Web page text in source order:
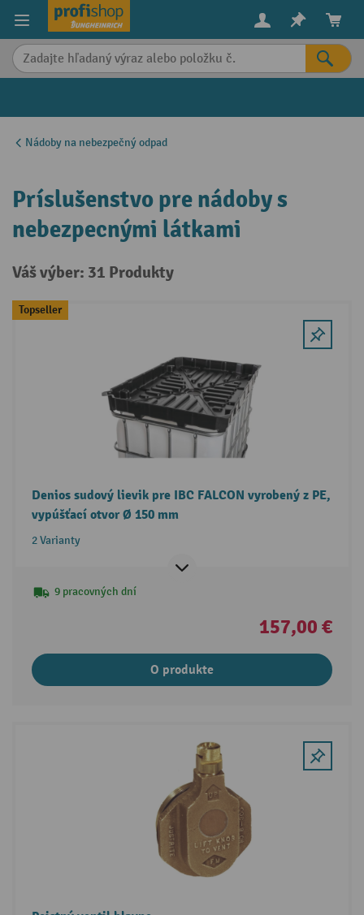
content
Nádoby na nebezpečný odpad
Príslušenstvo pre nádoby s
nebezpecnými látkami
Váš výber: 31 Produkty
Topseller
Denios sudový lievik pre IBC FALCON vyrobený z PE,
vypúšťací otvor Ø 150 mm
2 Varianty
9 pracovných dní
157,00 €
O produkte